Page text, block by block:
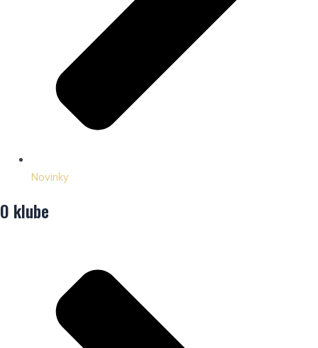
Novinky
O klube